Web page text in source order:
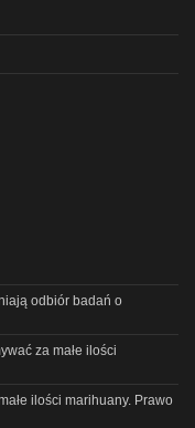
odbiór badań o
za małe ilości
ilości marihuany. Prawo